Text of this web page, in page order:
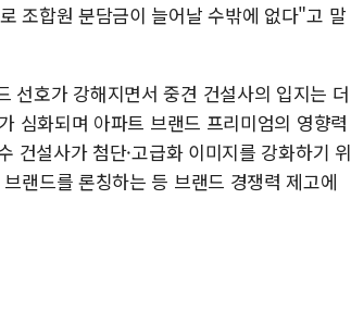
조합원 분담금이 늘어날 수밖에 없다"고 말
선호가 강해지면서 중견 건설사의 입지는 더
심화되며 아파트 브랜드 프리미엄의 영향력
건설사가 첨단·고급화 이미지를 강화하기 위
랜드를 론칭하는 등 브랜드 경쟁력 제고에